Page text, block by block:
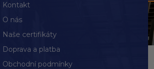
Kontakt
O nás
Naše certifikáty
Doprava a platba
Obchodní podmínky